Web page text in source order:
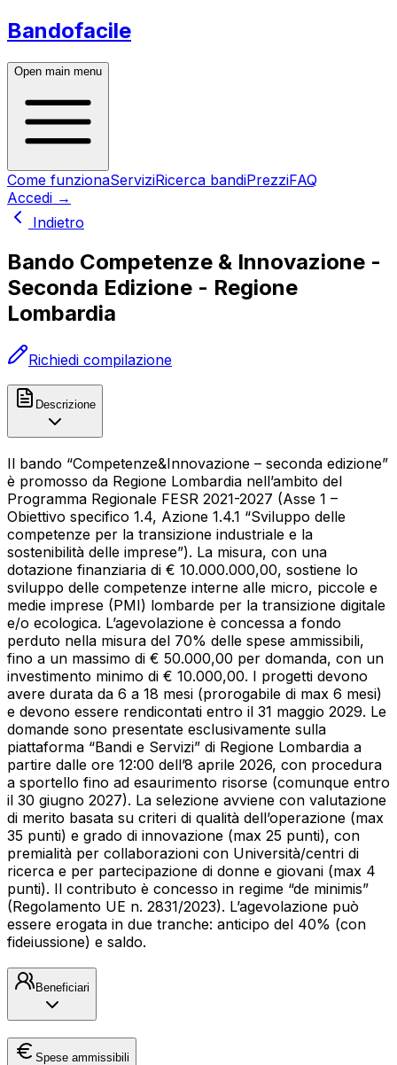
Bandofacile
Open main menu
Come funzionaServiziRicerca bandiPrezziFAQ
Accedi →
Indietro
Bando Competenze & Innovazione -
Seconda Edizione - Regione
Lombardia
Richiedi compilazione
Descrizione
Il bando “Competenze&Innovazione – seconda edizione”
è promosso da Regione Lombardia nell’ambito del
Programma Regionale FESR 2021-2027 (Asse 1 –
Obiettivo specifico 1.4, Azione 1.4.1 “Sviluppo delle
competenze per la transizione industriale e la
sostenibilità delle imprese”). La misura, con una
dotazione finanziaria di € 10.000.000,00, sostiene lo
sviluppo delle competenze interne alle micro, piccole e
medie imprese (PMI) lombarde per la transizione digitale
e/o ecologica. L’agevolazione è concessa a fondo
perduto nella misura del 70% delle spese ammissibili,
fino a un massimo di € 50.000,00 per domanda, con un
investimento minimo di € 10.000,00. I progetti devono
avere durata da 6 a 18 mesi (prorogabile di max 6 mesi)
e devono essere rendicontati entro il 31 maggio 2029. Le
domande sono presentate esclusivamente sulla
piattaforma “Bandi e Servizi” di Regione Lombardia a
partire dalle ore 12:00 dell’8 aprile 2026, con procedura
a sportello fino ad esaurimento risorse (comunque entro
il 30 giugno 2027). La selezione avviene con valutazione
di merito basata su criteri di qualità dell’operazione (max
35 punti) e grado di innovazione (max 25 punti), con
premialità per collaborazioni con Università/centri di
ricerca e per partecipazione di donne e giovani (max 4
punti). Il contributo è concesso in regime “de minimis”
(Regolamento UE n. 2831/2023). L’agevolazione può
essere erogata in due tranche: anticipo del 40% (con
fideiussione) e saldo.
Beneficiari
Spese ammissibili